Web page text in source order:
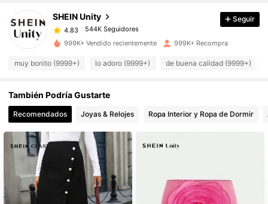
SHEIN Unity
544K Seguidores
k***3 pagó Hace 9 horas
4.83 544K Seguidores
4.83 544K Seguidores
544K Seguidores
4.83 544K Seguidores
Seguir
999K+ Vendido recientemente 999K+ Recompra
muy bonito (9999+) lo adoro (9999+) de buena calidad (9999+)
También Podría Gustarte
Recomendados Joyas & Relojes Ropa Interior y Ropa de Dormir